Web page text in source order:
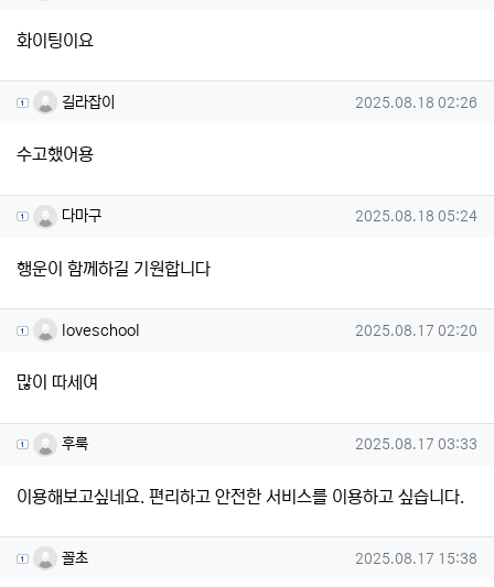
화이팅이요
길라잡이님의 댓글
길라잡이 작성일
2025.08.18 02:26
수고했어용
다마구님의 댓글
다마구 작성일
2025.08.18 05:24
행운이 함께하길 기원합니다
loveschool님의 댓글
loveschool 작성일
2025.08.17 02:20
많이 따세여
후룩님의 댓글
후룩 작성일
2025.08.17 03:33
이용해보고싶네요. 편리하고 안전한 서비스를 이용하고 싶습니다.
꼴초님의 댓글
꼴초 작성일
2025.08.17 15:38